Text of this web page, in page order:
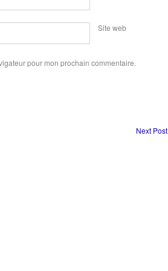
Site web
pour mon prochain commentaire.
Next Post